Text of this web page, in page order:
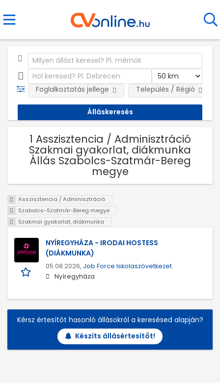
Foglalkoztatás jellege Település / Régió
1 Asszisztencia / Adminisztráció
Szakmai gyakorlat, diákmunka
Állás Szabolcs-Szatmár-Bereg
megye
Asszisztencia / Adminisztráció
Szabolcs-Szatmár-Bereg megye
Szakmai gyakorlat, diákmunka
NYÍREGYHÁZA - IRODAI HOSTESS
(DIÁKMUNKA)
05.08.2026, Job Force Iskolaszövetkezet
Nyíregyháza
Kérsz értesítőt hasonló állásokról a keresésed alapján?
Készíts állásértesítőt!